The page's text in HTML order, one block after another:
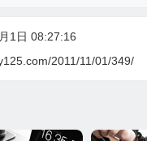
1日 08:27:16
2011/11/01/349/